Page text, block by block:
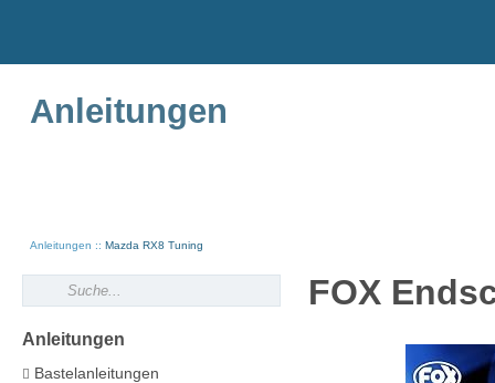
Anleitungen
Anleitungen Mazda RX8 Tuning
FOX
Anleitungen
Bastelanleitungen